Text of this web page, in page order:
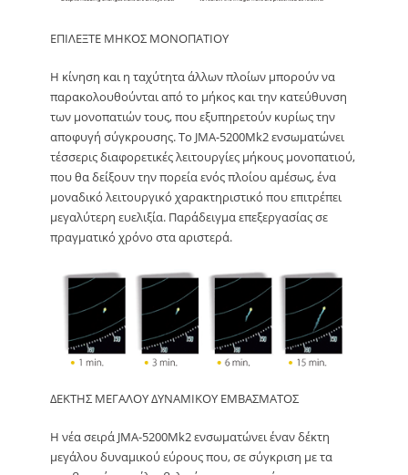
ΕΠΙΛΕΞΤΕ ΜΗΚΟΣ ΜΟΝΟΠΑΤΙΟΥ
Η κίνηση και η ταχύτητα άλλων πλοίων μπορούν να
παρακολουθούνται από το μήκος και την κατεύθυνση
των μονοπατιών τους, που εξυπηρετούν κυρίως την
αποφυγή σύγκρουσης. Το JMA-5200Mk2 ενσωματώνει
τέσσερις διαφορετικές λειτουργίες μήκους μονοπατιού,
που θα δείξουν την πορεία ενός πλοίου αμέσως, ένα
μοναδικό λειτουργικό χαρακτηριστικό που επιτρέπει
μεγαλύτερη ευελιξία. Παράδειγμα επεξεργασίας σε
πραγματικό χρόνο στα αριστερά.
ΔΕΚΤΗΣ ΜΕΓΑΛΟΥ ΔΥΝΑΜΙΚΟΥ ΕΜΒΑΣΜΑΤΟΣ
Η νέα σειρά JMA-5200Mk2 ενσωματώνει έναν δέκτη
μεγάλου δυναμικού εύρους που, σε σύγκριση με τα